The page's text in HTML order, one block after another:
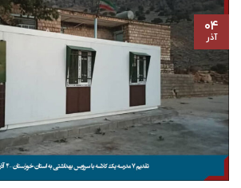
۰۴
آذر